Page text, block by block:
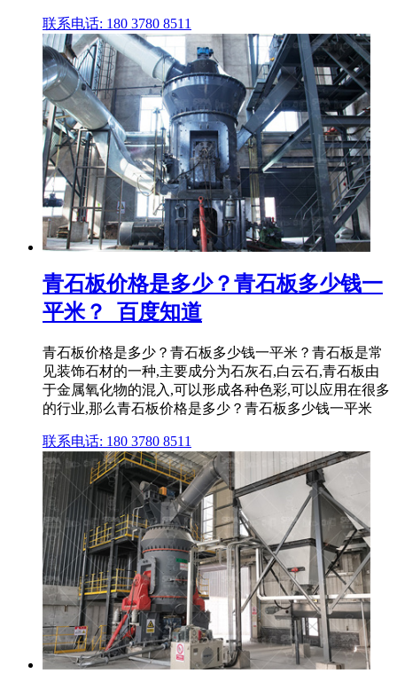
联系电话: 180 3780 8511
青石板价格是多少？青石板多少钱一
平米？_百度知道
青石板价格是多少？青石板多少钱一平米？青石板是常
见装饰石材的一种,主要成分为石灰石,白云石,青石板由
于金属氧化物的混入,可以形成各种色彩,可以应用在很多
的行业,那么青石板价格是多少？青石板多少钱一平米
联系电话: 180 3780 8511